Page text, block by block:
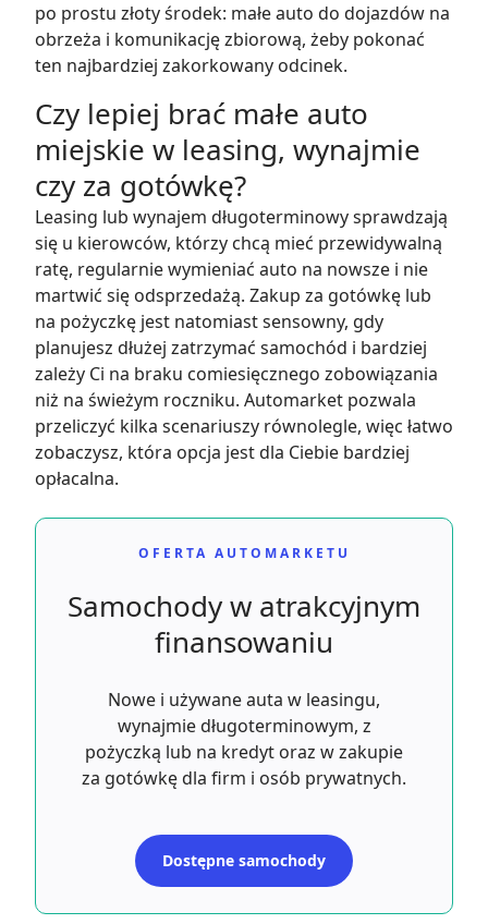
po prostu złoty środek: małe auto do dojazdów na
obrzeża i komunikację zbiorową, żeby pokonać
ten najbardziej zakorkowany odcinek.
Czy lepiej brać małe auto
miejskie w leasing, wynajmie
czy za gotówkę?
Leasing lub wynajem długoterminowy sprawdzają
się u kierowców, którzy chcą mieć przewidywalną
ratę, regularnie wymieniać auto na nowsze i nie
martwić się odsprzedażą. Zakup za gotówkę lub
na pożyczkę jest natomiast sensowny, gdy
planujesz dłużej zatrzymać samochód i bardziej
zależy Ci na braku comiesięcznego zobowiązania
niż na świeżym roczniku. Automarket pozwala
przeliczyć kilka scenariuszy równolegle, więc łatwo
zobaczysz, która opcja jest dla Ciebie bardziej
opłacalna.
OFERTA AUTOMARKETU
Samochody w atrakcyjnym
finansowaniu
Nowe i używane auta w leasingu,
wynajmie długoterminowym, z
pożyczką lub na kredyt oraz w zakupie
za gotówkę dla firm i osób prywatnych.
Dostępne samochody